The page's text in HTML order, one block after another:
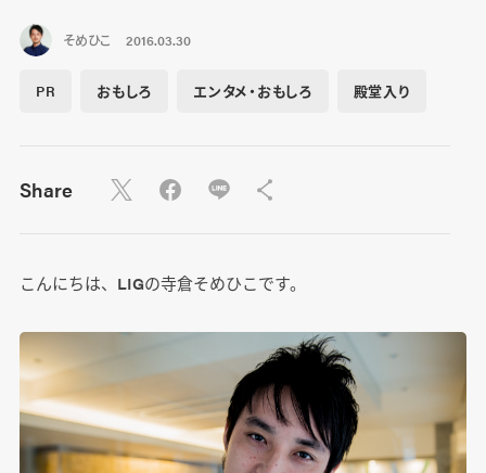
そめひこ 2016.03.30
PR おもしろ エンタメ・おもしろ 殿堂入り
Share
こんにちは、LIGの寺倉そめひこです。